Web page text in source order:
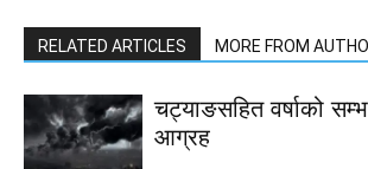
RELATED ARTICLES MORE FROM
चट्याङसहित वर्षाको
आग्रह